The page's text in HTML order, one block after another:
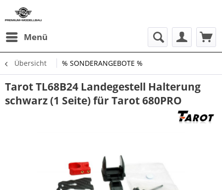
Menü
Übersicht % SONDERANGEBOTE %
Tarot TL68B24 Landegestell Halterung
schwarz (1 Seite) für Tarot 680PRO